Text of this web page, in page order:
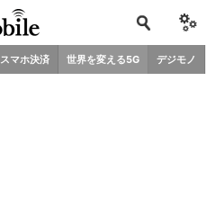
スマホ決済 世界を変える5G デジモノ